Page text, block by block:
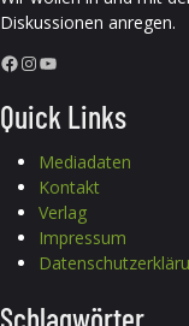
Diskussionen anregen.
Facebook InstagramYouTube
Quick Links
Mediadaten
Kontakt
Verlag
Impressum
Schlagwörter